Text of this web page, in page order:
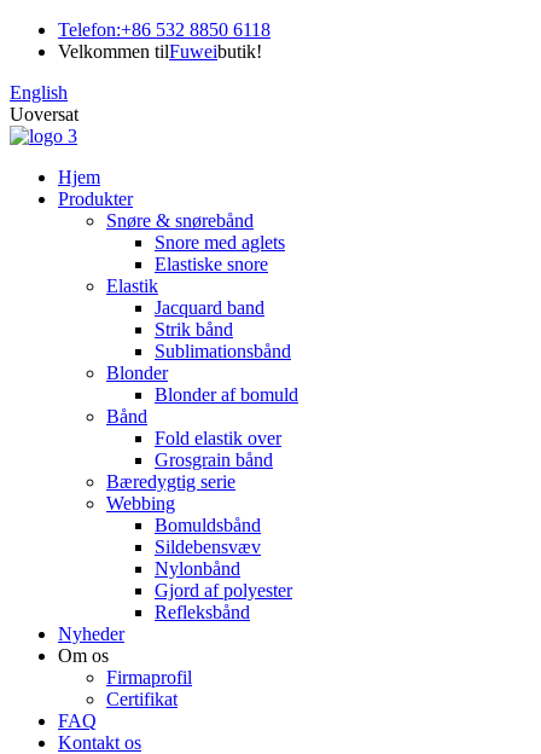
Telefon:+86 532 8850 6118
Velkommen tilFuweibutik!
English
Uoversat
Hjem
Produkter
Snøre & snørebånd
Snore med aglets
Elastiske snore
Elastik
Jacquard band
Strik bånd
Sublimationsbånd
Blonder
Blonder af bomuld
Bånd
Fold elastik over
Grosgrain bånd
Bæredygtig serie
Webbing
Bomuldsbånd
Sildebensvæv
Nylonbånd
Gjord af polyester
Refleksbånd
Nyheder
Om os
Firmaprofil
Certifikat
FAQ
Kontakt os